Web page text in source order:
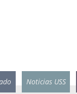
Noticias USS